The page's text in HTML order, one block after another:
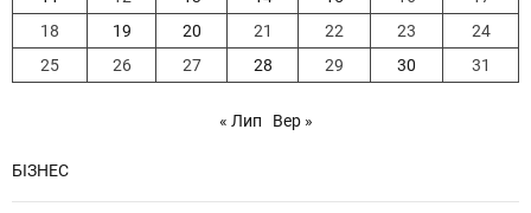
18
19 20 21 22 23
24
25
26 27 28 29 30 31
« Лип Вер »
БІЗНЕС